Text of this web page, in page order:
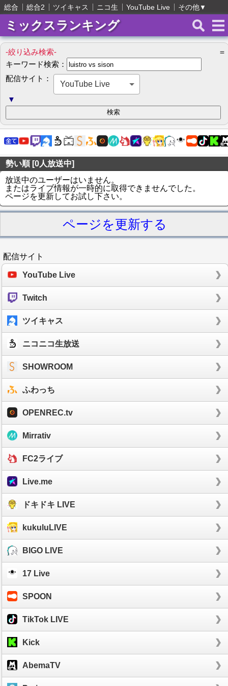
総合 総合2 ツイキャス ニコ生 YouTube Live その他▼
ミックスランキング
-絞り込み検索-
＝
キーワード検索：
配信サイト：
YouTube Live
▼
勢い順 [0人放送中]
放送中のユーザーはいません。
またはライブ情報が一時的に取得できませんでした。
ページを更新してお試し下さい。
ページを更新する
配信サイト
YouTube Live
Twitch
ツイキャス
ニコニコ生放送
SHOWROOM
ふわっち
OPENREC.tv
Mirrativ
FC2ライブ
Live.me
ドキドキ LIVE
kukuluLIVE
BIGO LIVE
17 Live
SPOON
TikTok LIVE
Kick
AbemaTV